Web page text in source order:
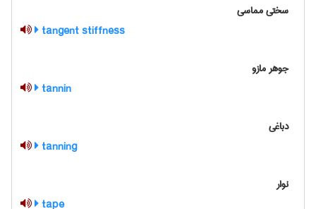
سختی مماسی
tangent stiffness
جوهر مازو
tannin
دباغی
tanning
نوار
tape